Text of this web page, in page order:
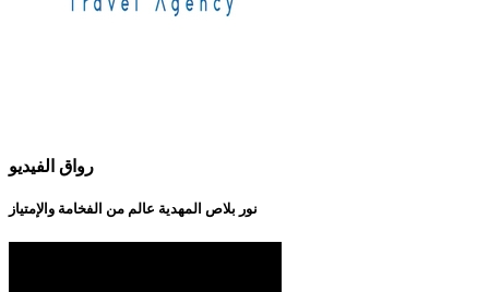
رواق الفيديو
نور بلاص المهدية عالم من الفخامة والإمتياز